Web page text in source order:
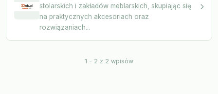
stolarskich i zakładów meblarskich, skupiając się
na praktycznych akcesoriach oraz
rozwiązaniach...
1 - 2 z 2 wpisów